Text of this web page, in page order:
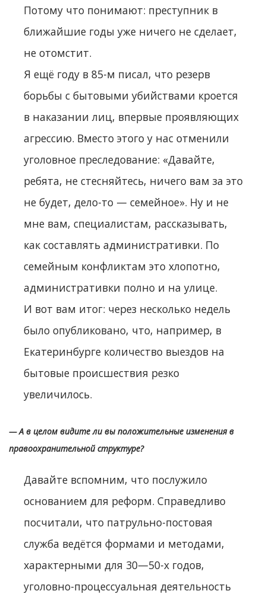
Потому что понимают: преступник в
ближайшие годы уже ничего не сделает,
не отомстит.
Я ещё году в 85-м писал, что резерв
борьбы с бытовыми убийствами кроется
в наказании лиц, впервые проявляющих
агрессию. Вместо этого у нас отменили
уголовное преследование: «Давайте,
ребята, не стесняйтесь, ничего вам за это
не будет, дело-то — семейное». Ну и не
мне вам, специалистам, рассказывать,
как составлять административки. По
семейным конфликтам это хлопотно,
административки полно и на улице.
И вот вам итог: через несколько недель
было опубликовано, что, например, в
Екатеринбурге количество выездов на
бытовые происшествия резко
увеличилось.
— А в целом видите ли вы положительные изменения в
правоохранительной структуре?
Давайте вспомним, что послужило
основанием для реформ. Справедливо
посчитали, что патрульно-постовая
служба ведётся формами и методами,
характерными для 30—50-х годов,
уголовно-процессуальная деятельность